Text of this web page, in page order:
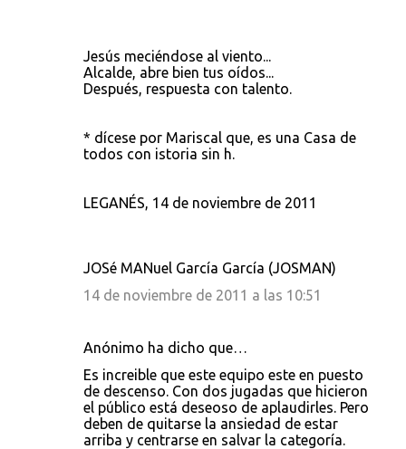
Jesús meciéndose al viento...
Alcalde, abre bien tus oídos...
Después, respuesta con talento.
* dícese por Mariscal que, es una Casa de
todos con istoria sin h.
LEGANÉS, 14 de noviembre de 2011
JOSé MANuel García García (JOSMAN)
14 de noviembre de 2011 a las 10:51
Anónimo ha dicho que…
Es increible que este equipo este en puesto
de descenso. Con dos jugadas que hicieron
el público está deseoso de aplaudirles. Pero
deben de quitarse la ansiedad de estar
arriba y centrarse en salvar la categoría.